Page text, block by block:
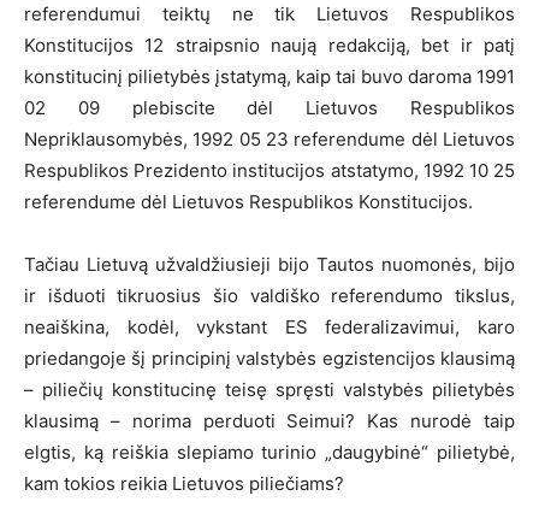
referendumui teiktų ne tik Lietuvos Respublikos
Konstitucijos 12 straipsnio naują redakciją, bet ir patį
konstitucinį pilietybės įstatymą, kaip tai buvo daroma 1991
02 09 plebiscite dėl Lietuvos Respublikos
Nepriklausomybės, 1992 05 23 referendume dėl Lietuvos
Respublikos Prezidento institucijos atstatymo, 1992 10 25
referendume dėl Lietuvos Respublikos Konstitucijos.
Tačiau Lietuvą užvaldžiusieji bijo Tautos nuomonės, bijo
ir išduoti tikruosius šio valdiško referendumo tikslus,
neaiškina, kodėl, vykstant ES federalizavimui, karo
priedangoje šį principinį valstybės egzistencijos klausimą
– piliečių konstitucinę teisę spręsti valstybės pilietybės
klausimą – norima perduoti Seimui? Kas nurodė taip
elgtis, ką reiškia slepiamo turinio „daugybinė“ pilietybė,
kam tokios reikia Lietuvos piliečiams?